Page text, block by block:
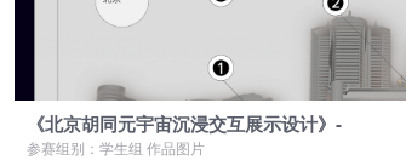
《北京胡同元宇宙沉浸交互展示设计》-
参赛组别：学生组 作品图片